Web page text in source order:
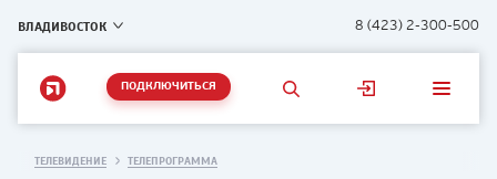
ВЛАДИВОСТОК 8 (423) 2-300-500
ПОДКЛЮЧИТЬСЯ
ТЕЛЕВИДЕНИЕ ТЕЛЕПРОГРАММА